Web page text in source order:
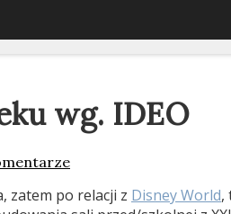
wg. IDEO
zatem po relacji z Disney World,